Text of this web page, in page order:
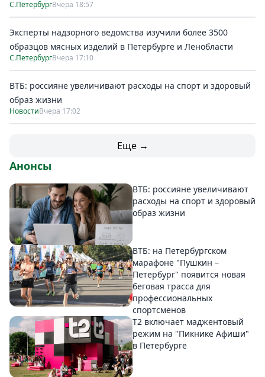
С.ПетербургВчера 18:57
Эксперты надзорного ведомства изучили более 3500
образцов мясных изделий в Петербурге и Ленобласти
С.ПетербургВчера 17:10
ВТБ: россияне увеличивают расходы на спорт и здоровый
образ жизни
НовостиВчера 17:02
Еще →
Анонсы
ВТБ: россияне увеличивают
расходы на спорт и здоровый
образ жизни
ВТБ: на Петербургском
марафоне "Пушкин –
Петербург" появится новая
беговая трасса для
профессиональных
спортсменов
Т2 включает маджентовый
режим на "Пикнике Афиши"
в Петербурге